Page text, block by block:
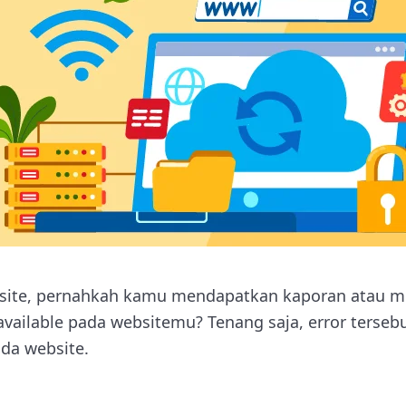
pernahkah kamu mendapatkan kaporan atau
pada websitemu? Tenang saja, error
website.